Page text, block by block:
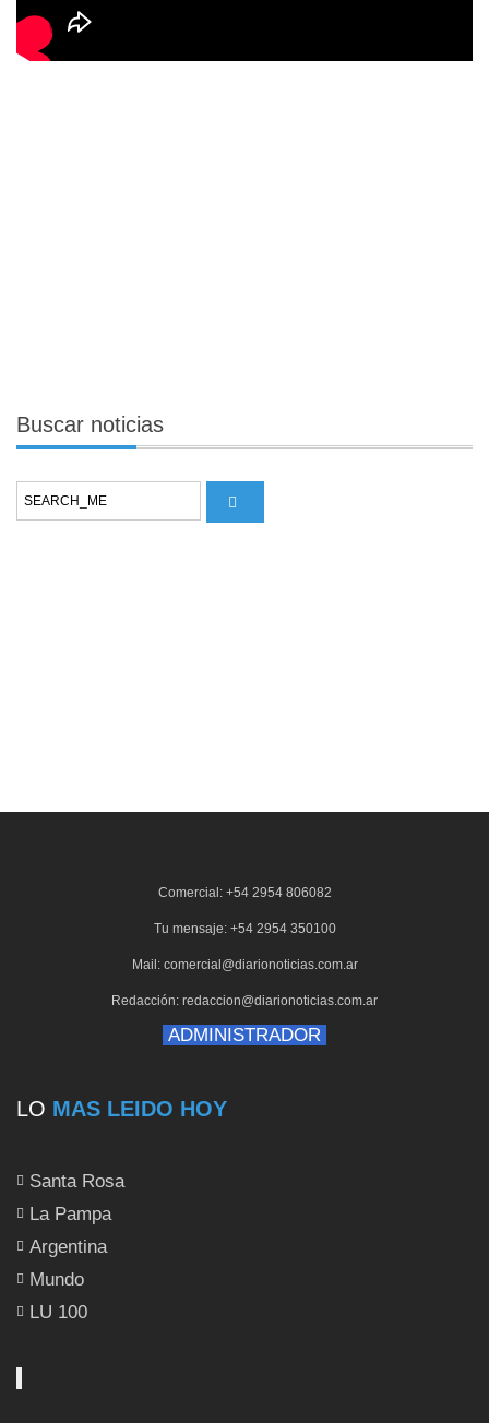
Buscar noticias
Comercial: +54 2954 806082
Tu mensaje: +54 2954 350100
Mail: comercial@diarionoticias.com.ar
Redacción: redaccion@diarionoticias.com.ar
ADMINISTRADOR
LO MAS LEIDO HOY
Santa Rosa
La Pampa
Argentina
Mundo
LU 100